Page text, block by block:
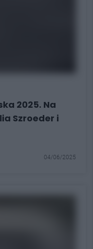
2025. Na
Szroeder i
04/06/2025